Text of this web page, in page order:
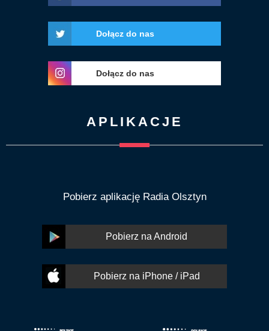
Dołącz do nas
Dołącz do nas
APLIKACJE
Pobierz aplikację Radia Olsztyn
Pobierz na Android
Pobierz na iPhone / iPad